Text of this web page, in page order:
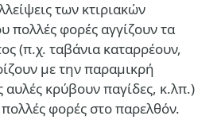
των κτιριακών
πολλές φορές αγγίζουν τα
(π.χ. ταβάνια καταρρέουν,
με την παραμικρή
αυλές κρύβουν παγίδες, κ.λπ.)
φορές στο παρελθόν.